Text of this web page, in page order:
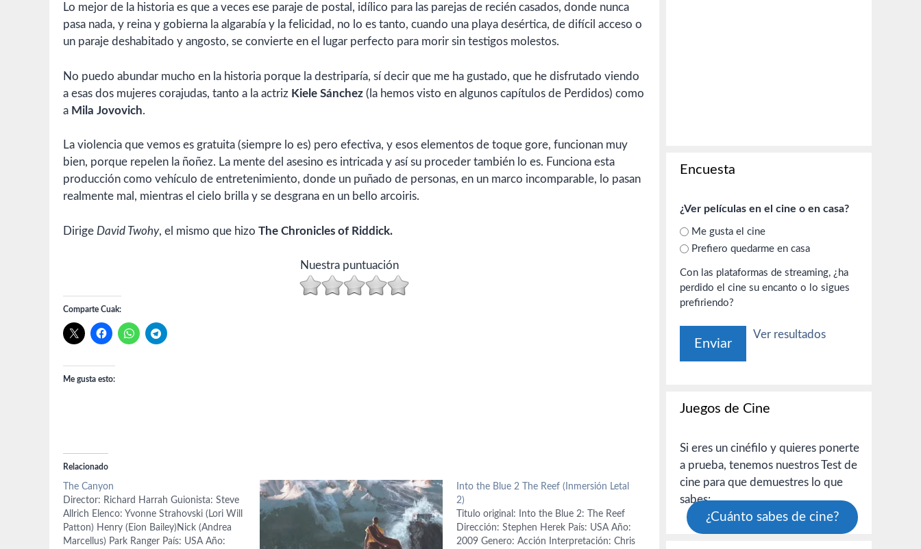
Lo mejor de la historia es que a veces ese paraje de postal, idílico para las parejas de recién casados, donde nunca
pasa nada, y reina y gobierna la algarabía y la felicidad, no lo es tanto, cuando una playa desértica, de difícil acceso o
un paraje deshabitado y angosto, se convierte en el lugar perfecto para morir sin testigos molestos.
No puedo abundar mucho en la historia porque la destriparía, sí decir que me ha gustado, que he disfrutado viendo
a esas dos mujeres corajudas, tanto a la actriz Kiele Sánchez (la hemos visto en algunos capítulos de Perdidos) como
a Mila Jovovich.
La violencia que vemos es gratuita (siempre lo es) pero efectiva, y esos elementos de toque gore, funcionan muy
bien, porque repelen la ñoñez. La mente del asesino es intricada y así su proceder también lo es. Funciona esta
producción como vehículo de entretenimiento, donde un puñado de personas, en un marco incomparable, lo pasan
realmente mal, mientras el cielo brilla y se desgrana en un bello arcoiris.
Dirige David Twohy, el mismo que hizo The Chronicles of Riddick.
Nuestra puntuación
Comparte Cuak:
Me gusta esto:
Relacionado
The Canyon
Director: Richard Harrah Guionista: Steve
Allrich Elenco: Yvonne Strahovski (Lori Will
Patton) Henry (Eion Bailey)Nick (Andrea
Marcellus) Park Ranger País: USA Año:
Into the Blue 2 The Reef (Inmersión Letal
2)
Titulo original: Into the Blue 2: The Reef
Dirección: Stephen Herek País: USA Año:
2009 Genero: Acción Interpretación: Chris
Encuesta
¿Ver películas en el cine o en casa?
Me gusta el cine
Prefiero quedarme en casa
Con las plataformas de streaming, ¿ha
perdido el cine su encanto o lo sigues
prefiriendo?
Ver resultados
Juegos de Cine
Si eres un cinéfilo y quieres ponerte
a prueba, tenemos nuestros Test de
cine para que demuestres lo que
sabes:
¿Cuánto sabes de cine?